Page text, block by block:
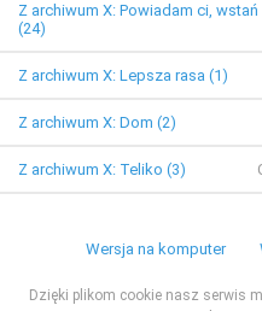
Z archiwum X: Powiadam ci, wstań
(24)
Z archiwum X: Lepsza rasa (1)
Z archiwum X: Dom (2)
Z archiwum X: Teliko (3)
Wersja na komputer
Dzięki plikom cookie nasz serwis